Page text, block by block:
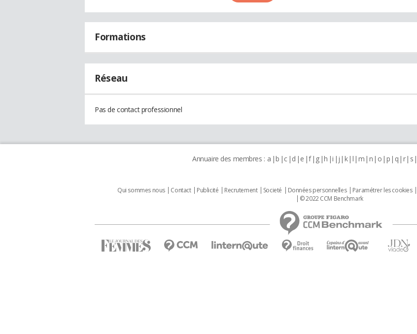
Formations
Réseau
Pas de contact professionnel
Annuaire des membres : a b c d e f g h i j k l m n o p q r s
Qui sommes nous Contact Publicité Recrutement Societé Données personnelles Paramétrer les cookies
© 2022 CCM Benchmark